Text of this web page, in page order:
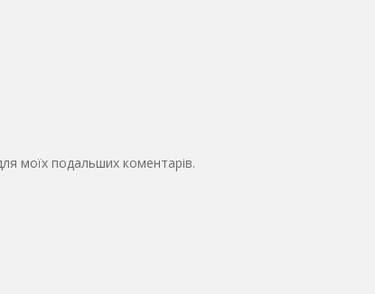
моїх подальших коментарів.